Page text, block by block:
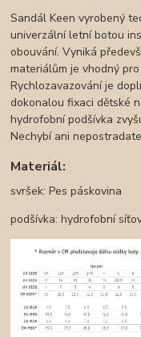
Sandál Keen vyrobený
univerzální letní botou
obouvání. Vyniká
materiálům je vhodný
Rychlozavazování je
dokonalou fixaci dětské
hydrofobní podšívka
Nechybí ani
Materiál:
svršek: Pes páskovina
podšívka: hydrofobní